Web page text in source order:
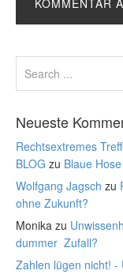
Neueste
Rechtsextremes
BLOG zu Blaue
Wolfgang Jagsch zu
ohne Zukunft?
Monika zu
dummer Zufall?
Zahlen lügen nicht! -